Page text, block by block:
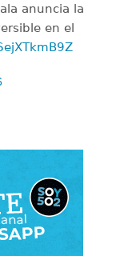
anuncia la
en el